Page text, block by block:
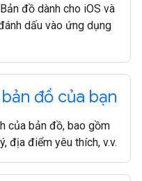
đồ dành cho iOS và
dấu vào ứng dụng
đồ của bạn
của bản đồ, bao gồm
địa điểm yêu thích, v.v.